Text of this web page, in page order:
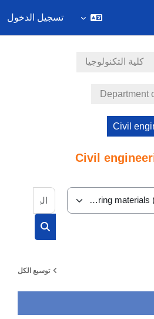
تسجيل الدخول
كلية التكنولوجيا
Department
Civil
Civil
توسيع الكل